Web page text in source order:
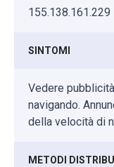
155.138.161.229
SINTOMI
Vedere
navigando.
della velocità di
METODI